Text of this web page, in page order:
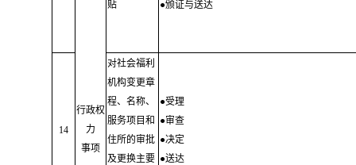
行政权
力
事项
贴
●颁证与送达
14
对社会福利
机构变更章
程、名称、
服务项目和
住所的审批
及更换主要
●受理
●审查
●决定
●送达